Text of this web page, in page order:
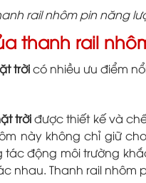
rail nhôm pin năng
thanh rail
trờicó nhiều ưu điểm
trờiđược thiết kế và
này không chỉ giữ
động môi trường
nhau. Thanh rail nhôm